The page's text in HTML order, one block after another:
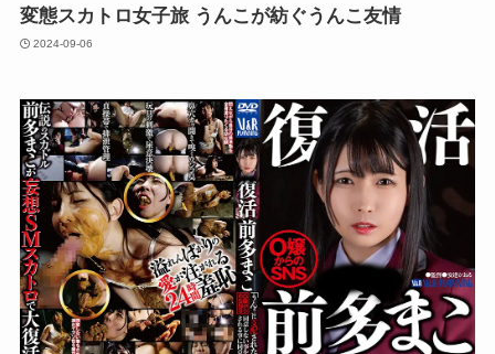
変態スカトロ女子旅 うんこが紡ぐうんこ友情
2024-09-06